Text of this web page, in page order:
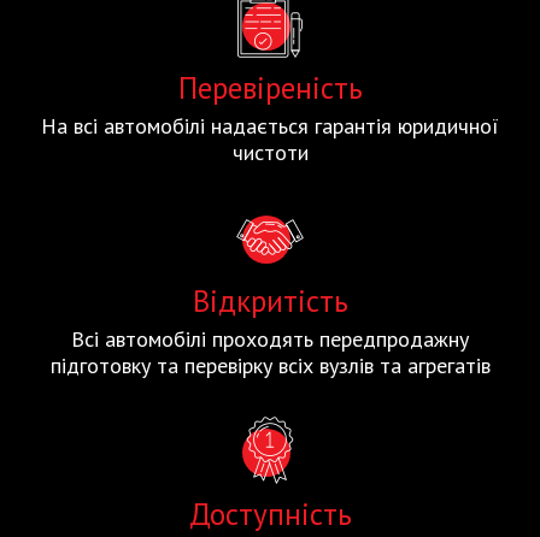
Перевіреність
На всі автомобілі надається гарантія юридичної
чистоти
Відкритість
Всі автомобілі проходять передпродажну
підготовку та перевірку всіх вузлів та агрегатів
Доступність